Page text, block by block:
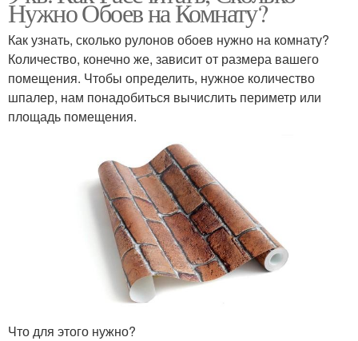
Нужно Обоев на Комнату?
Как узнать, сколько рулонов обоев нужно на комнату?
Количество, конечно же, зависит от размера вашего
помещения. Чтобы определить, нужное количество
шпалер, нам понадобиться вычислить периметр или
площадь помещения.
Что для этого нужно?